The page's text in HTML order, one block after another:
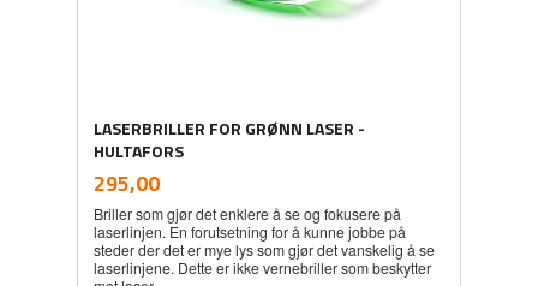
LASERBRILLER FOR GRØNN LASER -
HULTAFORS
Pris
295,00mva.
Briller som gjør det enklere å se og fokusere på
laserlinjen. En forutsetning for å kunne jobbe på
steder der det er mye lys som gjør det vanskelig å se
laserlinjene. Dette er ikke vernebriller som beskytter